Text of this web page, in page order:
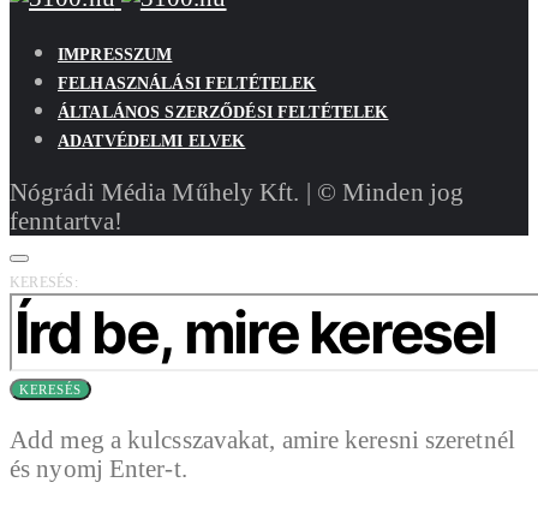
IMPRESSZUM
FELHASZNÁLÁSI FELTÉTELEK
ÁLTALÁNOS SZERZŐDÉSI FELTÉTELEK
ADATVÉDELMI ELVEK
Nógrádi Média Műhely Kft. | © Minden jog
fenntartva!
KERESÉS:
KERESÉS
Add meg a kulcsszavakat, amire keresni szeretnél
és nyomj Enter-t.